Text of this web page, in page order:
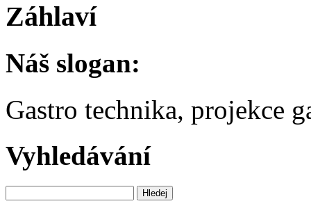
Záhlaví
Náš slogan:
Gastro technika, projekce
Vyhledávání